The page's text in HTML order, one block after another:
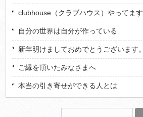
clubhouse（クラブハウス）やってます
自分の世界は自分が作っている
新年明けましておめでとうございます。
ご縁を頂いたみなさまへ
本当の引き寄せができる人とは